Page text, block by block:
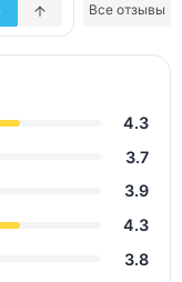
Все отзывы
4.3
3.7
3.9
4.3
3.8